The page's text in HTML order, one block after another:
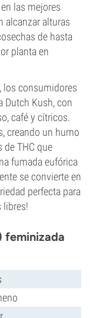
las mejores
alcanzar alturas
de hasta
planta en
los consumidores
Dutch Kush, con
café y cítricos.
creando un humo
de THC que
fumada eufórica
se convierte en
perfecta para
libres!
feminizada